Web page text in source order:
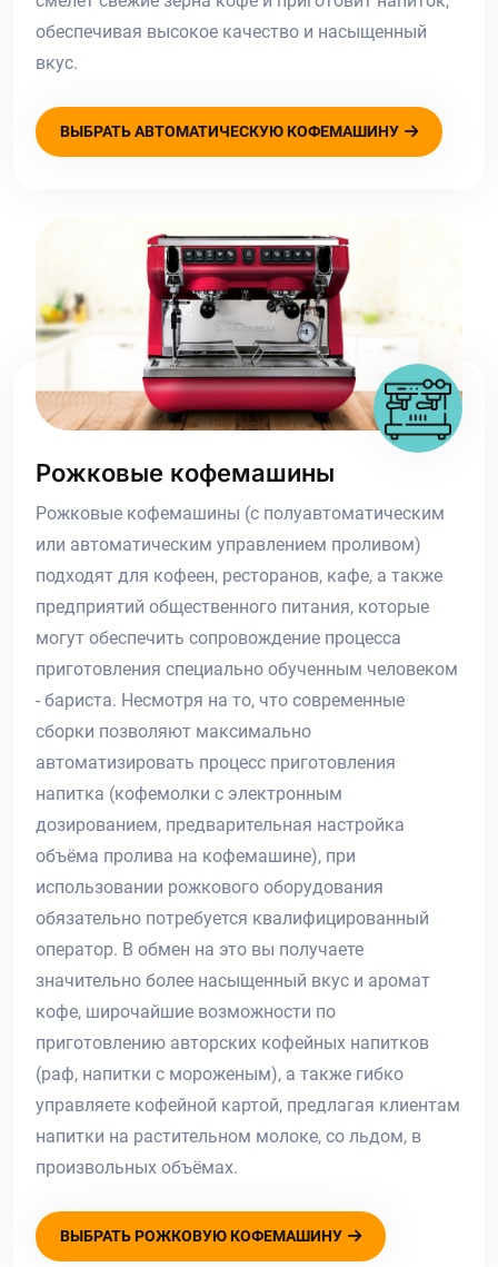
обеспечивая высокое качество и насыщенный
вкус.
ВЫБРАТЬ АВТОМАТИЧЕСКУЮ КОФЕМАШИНУ
Рожковые кофемашины
Рожковые кофемашины (с полуавтоматическим
или автоматическим управлением проливом)
подходят для кофеен, ресторанов, кафе, а также
предприятий общественного питания, которые
могут обеспечить сопровождение процесса
приготовления специально обученным человеком
- бариста. Несмотря на то, что современные
сборки позволяют максимально
автоматизировать процесс приготовления
напитка (кофемолки с электронным
дозированием, предварительная настройка
объёма пролива на кофемашине), при
использовании рожкового оборудования
обязательно потребуется квалифицированный
оператор. В обмен на это вы получаете
значительно более насыщенный вкус и аромат
кофе, широчайшие возможности по
приготовлению авторских кофейных напитков
(раф, напитки с мороженым), а также гибко
управляете кофейной картой, предлагая клиентам
напитки на растительном молоке, со льдом, в
произвольных объёмах.
ВЫБРАТЬ РОЖКОВУЮ КОФЕМАШИНУ